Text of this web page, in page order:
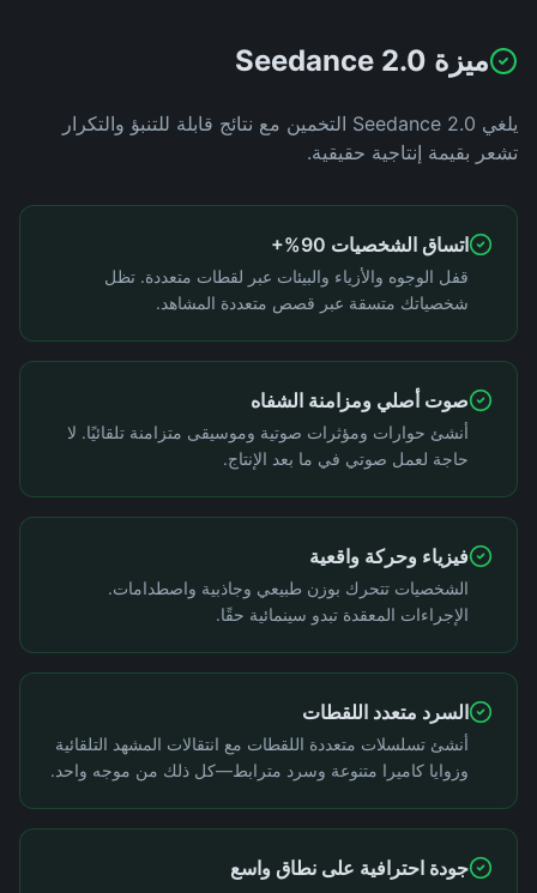
ميزة Seedance 2.0
يلغي Seedance 2.0 التخمين مع نتائج قابلة للتنبؤ والتكرار
تشعر بقيمة إنتاجية حقيقية.
اتساق الشخصيات 90%+
قفل الوجوه والأزياء والبيئات عبر لقطات متعددة. تظل
شخصياتك متسقة عبر قصص متعددة المشاهد.
صوت أصلي ومزامنة الشفاه
أنشئ حوارات ومؤثرات صوتية وموسيقى متزامنة تلقائيًا. لا
حاجة لعمل صوتي في ما بعد الإنتاج.
فيزياء وحركة واقعية
الشخصيات تتحرك بوزن طبيعي وجاذبية واصطدامات.
الإجراءات المعقدة تبدو سينمائية حقًا.
السرد متعدد اللقطات
أنشئ تسلسلات متعددة اللقطات مع انتقالات المشهد التلقائية
وزوايا كاميرا متنوعة وسرد مترابط—كل ذلك من موجه واحد.
جودة احترافية على نطاق واسع